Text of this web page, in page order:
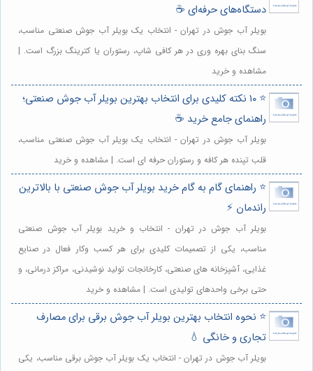
دستگاه‌های حرفه‌ای ☕️
بویلر آب جوش در تهران - انتخاب یک بویلر آب جوش صنعتی مناسب،
سنگ بنای بهره وری در هر کافی شاپ، رستوران یا کترینگ بزرگ است. |
مشاهده و خرید
⭐️ ۱۰ نکته کلیدی برای انتخاب بهترین بویلر آب جوش صنعتی؛
راهنمای جامع خرید ☕️
بویلر آب جوش در تهران - انتخاب یک بویلر آب جوش صنعتی مناسب،
قلب تپنده هر کافه و رستوران حرفه ای است. | مشاهده و خرید
⭐️ راهنمای گام به گام خرید بویلر آب جوش صنعتی با بالاترین
راندمان ⚡️
بویلر آب جوش در تهران - انتخاب و خرید بویلر آب جوش صنعتی
مناسب، یکی از تصمیمات کلیدی برای هر کسب وکار فعال در صنایع
غذایی، آشپزخانه های صنعتی، کارخانجات تولید نوشیدنی، مراکز درمانی، و
حتی برخی واحدهای تولیدی است. | مشاهده و خرید
⭐️ نحوه انتخاب بهترین بویلر آب جوش برقی برای مصارف
تجاری و خانگی 💧
بویلر آب جوش در تهران - انتخاب یک بویلر آب جوش برقی مناسب، یکی